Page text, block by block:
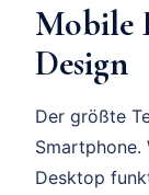
Mobile
Design
Der größte
Smartphone.
Desktop